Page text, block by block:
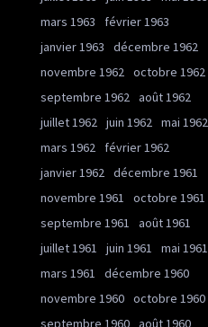
mars 1963
février 1963
janvier 1963
décembre 1962
novembre 1962
octobre 1962
septembre 1962
août 1962
juillet 1962
juin 1962
mai 1962
mars 1962
février 1962
janvier 1962
décembre 1961
novembre 1961
octobre 1961
septembre 1961
août 1961
juillet 1961
juin 1961
mai 1961
mars 1961
décembre 1960
novembre 1960 octobre 1960
septembre 1960 août 1960